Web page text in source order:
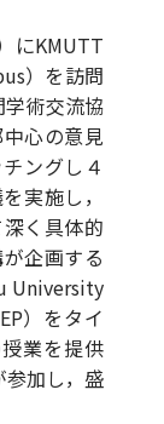
にKMUTT
）を訪問
術交流協
心の意見
ングし４
実施し，
く具体的
企画する
University
）をタイ
業を提供
参加し，盛